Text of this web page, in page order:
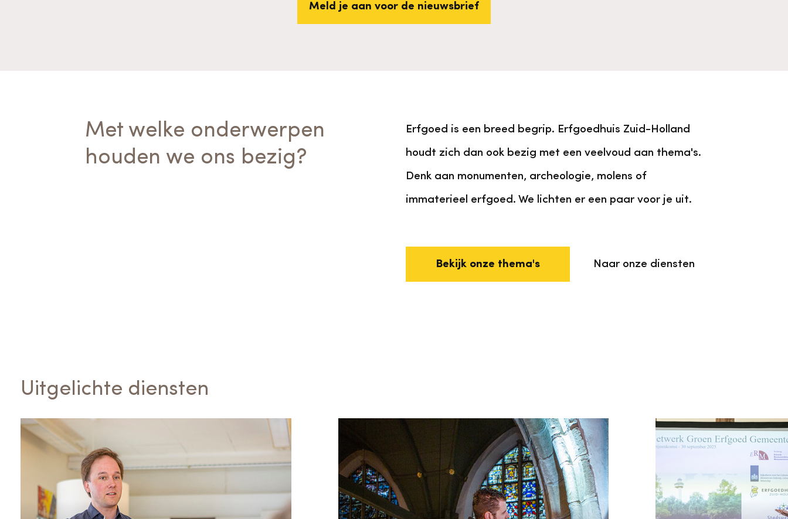
Meld je aan voor de nieuwsbrief
Met welke onderwerpen
houden we ons bezig?
Erfgoed is een breed begrip. Erfgoedhuis Zuid-Holland
houdt zich dan ook bezig met een veelvoud aan thema's.
Denk aan monumenten, archeologie, molens of
immaterieel erfgoed. We lichten er een paar voor je uit.
Bekijk onze thema's Naar onze diensten
Uitgelichte diensten